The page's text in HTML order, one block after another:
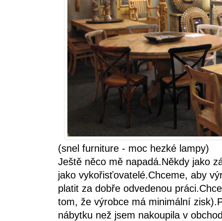
(snel furniture - moc hezké lampy)
Ještě něco mě napadá.Někdy jako
jako vykořisťovatelé.Chceme, aby
platit za dobře odvedenou
tom, že výrobce má minimální
nábytku než jsem nakoupila v